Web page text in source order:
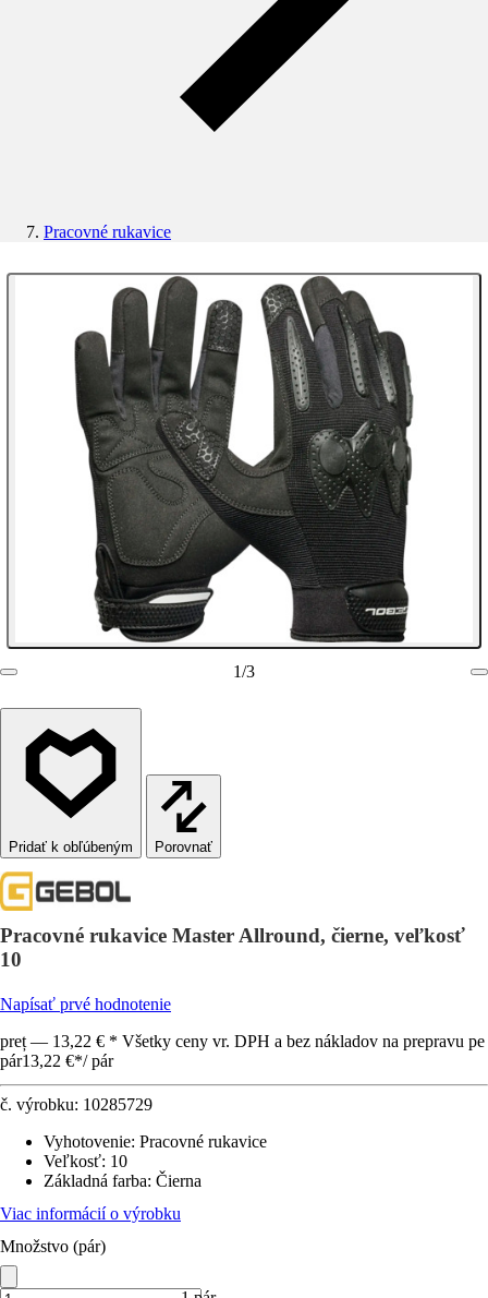
Pracovné rukavice
1/3
Porovnať
Pracovné rukavice Master Allround, čierne, veľkosť
10
Napísať prvé hodnotenie
preț — 13,22 € * Všetky ceny vr. DPH a bez nákladov na prepravu pe
pár13,22 €*/ pár
č. výrobku: 10285729
Vyhotovenie: Pracovné rukavice
Veľkosť: 10
Základná farba: Čierna
Viac informácií o výrobku
Množstvo (pár)